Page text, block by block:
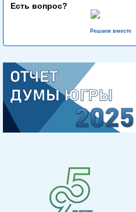
Есть вопрос?
Решаем вместе